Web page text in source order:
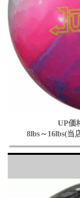
UP価
8lbs～16lbs(当